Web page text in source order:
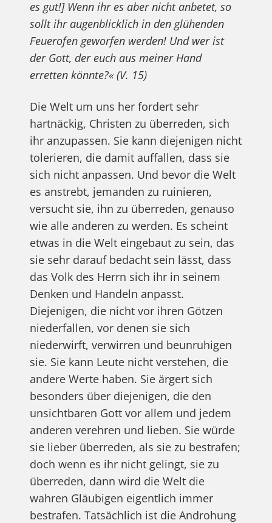
es gut!] Wenn ihr es aber nicht anbetet, so
sollt ihr augenblicklich in den glühenden
Feuerofen geworfen werden! Und wer ist
der Gott, der euch aus meiner Hand
erretten könnte?« (V. 15)
Die Welt um uns her fordert sehr
hartnäckig, Christen zu überreden, sich
ihr anzupassen. Sie kann diejenigen nicht
tolerieren, die damit auffallen, dass sie
sich nicht anpassen. Und bevor die Welt
es anstrebt, jemanden zu ruinieren,
versucht sie, ihn zu überreden, genauso
wie alle anderen zu werden. Es scheint
etwas in die Welt eingebaut zu sein, das
sie sehr darauf bedacht sein lässt, dass
das Volk des Herrn sich ihr in seinem
Denken und Handeln anpasst.
Diejenigen, die nicht vor ihren Götzen
niederfallen, vor denen sie sich
niederwirft, verwirren und beunruhigen
sie. Sie kann Leute nicht verstehen, die
andere Werte haben. Sie ärgert sich
besonders über diejenigen, die den
unsichtbaren Gott vor allem und jedem
anderen verehren und lieben. Sie würde
sie lieber überreden, als sie zu bestrafen;
doch wenn es ihr nicht gelingt, sie zu
überreden, dann wird die Welt die
wahren Gläubigen eigentlich immer
bestrafen. Tatsächlich ist die Androhung